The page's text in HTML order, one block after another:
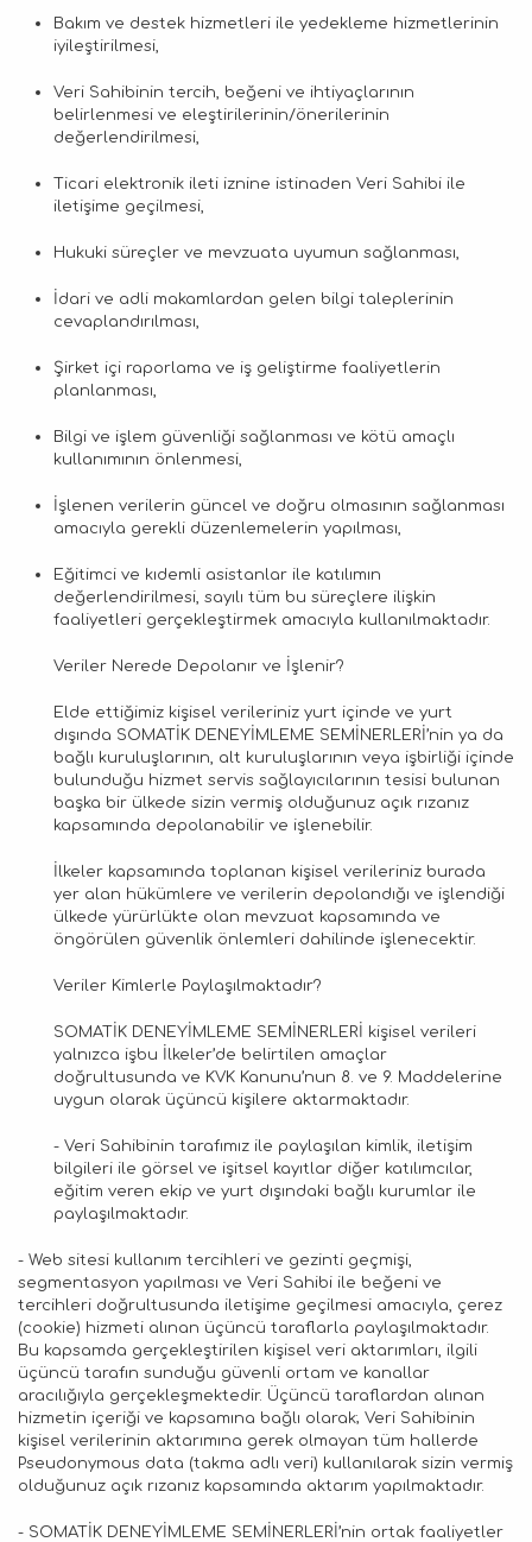
Bakım ve destek hizmetleri ile yedekleme hizmetlerinin
iyileştirilmesi,
Veri Sahibinin tercih, beğeni ve ihtiyaçlarının
belirlenmesi ve eleştirilerinin/önerilerinin
değerlendirilmesi,
Ticari elektronik ileti iznine istinaden Veri Sahibi ile
iletişime geçilmesi,
Hukuki süreçler ve mevzuata uyumun sağlanması,
İdari ve adli makamlardan gelen bilgi taleplerinin
cevaplandırılması,
Şirket içi raporlama ve iş geliştirme faaliyetlerin
planlanması,
Bilgi ve işlem güvenliği sağlanması ve kötü amaçlı
kullanımının önlenmesi,
İşlenen verilerin güncel ve doğru olmasının sağlanması
amacıyla gerekli düzenlemelerin yapılması,
Eğitimci ve kıdemli asistanlar ile katılımın
değerlendirilmesi, sayılı tüm bu süreçlere ilişkin
faaliyetleri gerçekleştirmek amacıyla kullanılmaktadır.
Veriler Nerede Depolanır ve İşlenir?
Elde ettiğimiz kişisel verileriniz yurt içinde ve yurt
dışında SOMATİK DENEYİMLEME SEMİNERLERİ’nin ya da
bağlı kuruluşlarının, alt kuruluşlarının veya işbirliği içinde
bulunduğu hizmet servis sağlayıcılarının tesisi bulunan
başka bir ülkede sizin vermiş olduğunuz açık rızanız
kapsamında depolanabilir ve işlenebilir.
İlkeler kapsamında toplanan kişisel verileriniz burada
yer alan hükümlere ve verilerin depolandığı ve işlendiği
ülkede yürürlükte olan mevzuat kapsamında ve
öngörülen güvenlik önlemleri dahilinde işlenecektir.
Veriler Kimlerle Paylaşılmaktadır?
SOMATİK DENEYİMLEME SEMİNERLERİ kişisel verileri
yalnızca işbu İlkeler’de belirtilen amaçlar
doğrultusunda ve KVK Kanunu’nun 8. ve 9. Maddelerine
uygun olarak üçüncü kişilere aktarmaktadır.
- Veri Sahibinin tarafımız ile paylaşılan kimlik, iletişim
bilgileri ile görsel ve işitsel kayıtlar diğer katılımcılar,
eğitim veren ekip ve yurt dışındaki bağlı kurumlar ile
paylaşılmaktadır.
- Web sitesi kullanım tercihleri ve gezinti geçmişi,
segmentasyon yapılması ve Veri Sahibi ile beğeni ve
tercihleri doğrultusunda iletişime geçilmesi amacıyla, çerez
(cookie) hizmeti alınan üçüncü taraflarla paylaşılmaktadır.
Bu kapsamda gerçekleştirilen kişisel veri aktarımları, ilgili
üçüncü tarafın sunduğu güvenli ortam ve kanallar
aracılığıyla gerçekleşmektedir. Üçüncü taraflardan alınan
hizmetin içeriği ve kapsamına bağlı olarak; Veri Sahibinin
kişisel verilerinin aktarımına gerek olmayan tüm hallerde
Pseudonymous data (takma adlı veri) kullanılarak sizin vermiş
olduğunuz açık rızanız kapsamında aktarım yapılmaktadır.
- SOMATİK DENEYİMLEME SEMİNERLERİ’nin ortak faaliyetler